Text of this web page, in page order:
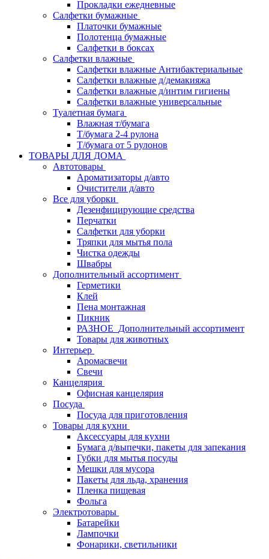
Прокладки ежедневные
Салфетки бумажные
Платочки бумажные
Полотенца бумажные
Салфетки в боксах
Салфетки влажные
Салфетки влажные Антибактериальные
Салфетки влажные д/демакияжа
Салфетки влажные д/интим гигиены
Салфетки влажные универсальные
Туалетная бумага
Влажная т/бумага
Т/бумага 2-4 рулона
Т/бумага от 5 рулонов
ТОВАРЫ ДЛЯ ДОМА
Автотовары
Ароматизаторы д/авто
Очистители д/авто
Все для уборки
Дезенфицирующие средства
Перчатки
Салфетки для уборки
Тряпки для мытья пола
Чистка одежды
Швабры
Дополнительный ассортимент
Герметики
Клей
Пена монтажная
Пикник
РАЗНОЕ_Дополнительный ассортимент
Товары для животных
Интерьер
Аромасвечи
Свечи
Канцелярия
Офисная канцелярия
Посуда
Посуда для приготовления
Товары для кухни
Аксессуары для кухни
Бумага д/выпечки, пакеты для запекания
Губки для мытья посуды
Мешки для мусора
Пакеты для льда, хранения
Пленка пищевая
Фольга
Электротовары
Батарейки
Лампочки
Фонарики, светильники